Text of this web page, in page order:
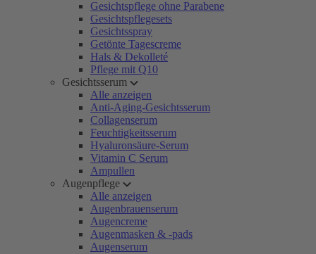
Gesichtspflege ohne Parabene
Gesichtspflegesets
Gesichtsspray
Getönte Tagescreme
Hals & Dekolleté
Pflege mit Q10
Gesichtsserum
Alle anzeigen
Anti-Aging-Gesichtsserum
Collagenserum
Feuchtigkeitsserum
Hyaluronsäure-Serum
Vitamin C Serum
Ampullen
Augenpflege
Alle anzeigen
Augenbrauenserum
Augencreme
Augenmasken & -pads
Augenserum